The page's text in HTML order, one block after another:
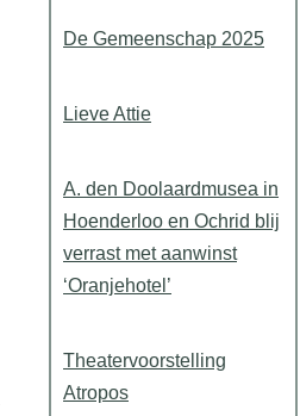
De Gemeenschap 2025
Lieve Attie
A. den Doolaardmusea in
Hoenderloo en Ochrid blij
verrast met aanwinst
‘Oranjehotel’
Theatervoorstelling
Atropos